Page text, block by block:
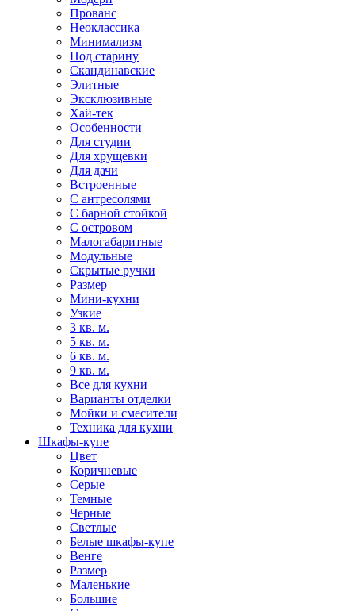
Прованс
Неоклассика
Минимализм
Под старину
Скандинавские
Элитные
Эксклюзивные
Хай-тек
Особенности
Для студии
Для хрущевки
Для дачи
Встроенные
С антресолями
С барной стойкой
С островом
Малогабаритные
Модульные
Скрытые ручки
Размер
Мини-кухни
Узкие
3 кв. м.
5 кв. м.
6 кв. м.
9 кв. м.
Все для кухни
Варианты отделки
Мойки и смесители
Техника для кухни
Шкафы-купе
Цвет
Коричневые
Серые
Темные
Черные
Светлые
Белые шкафы-купе
Венге
Размер
Маленькие
Большие